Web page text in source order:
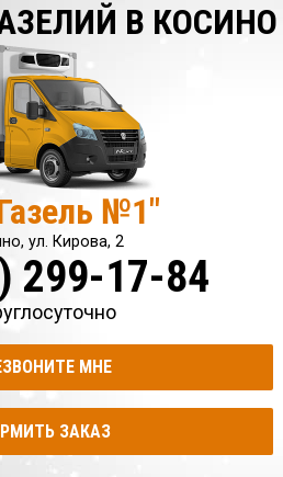
В КОСИНО
№1"
ул. Кирова, 2
299-17-84
МНЕ
ЗАКАЗ